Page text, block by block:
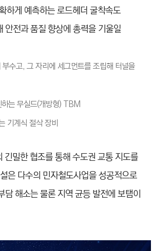
하게 예측하는 로드헤더 굴착속도
안전과 품질 향상에 총력을 기울일
고, 그 자리에 세그먼트를 조립해 터널을
는 무실드(개방형) TBM
기계식 절삭 장비
밀한 협조를 통해 수도권 교통 지도를
은 다수의 민자철도사업을 성공적으로
해소는 물론 지역 균등 발전에 보탬이